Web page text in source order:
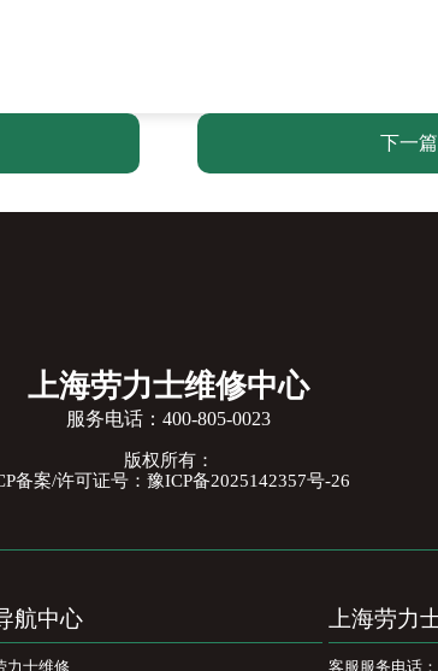
下一
上海劳力士维修中心
服务电话： 400-805-0023
版权所有：
备案/许可证号：豫ICP备2025142357号-26
航中心 上海劳力